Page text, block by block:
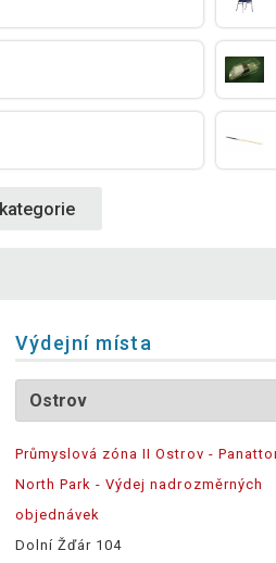
Výdejní místa
Průmyslová zóna II Ostrov -
North Park - Výdej nadrozměrných
objednávek
Dolní Žďár 104